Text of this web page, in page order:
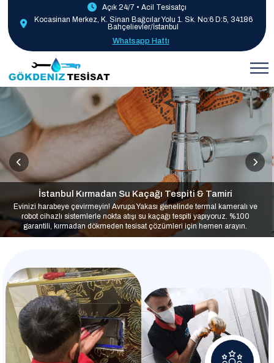
Açık 24/7 • Acil Tesisatçı
Kocasinan Merkez, K. Sinan Bağcılar Yolu 1. Sk. No:6 D:5, 34186
Bahçelievler/İstanbul
Whatsapp Hattı
İstanbul Kırmadan Su Kaçağı Tespiti & Tamiri
Evinizi harabeye çevirmeyin! Avrupa Yakası genelinde termal kameralı ve
robot cihazlı sistemlerle nokta atışı su kaçağı tespiti yapıyoruz. %100
garantili, kırmadan dökmeden tesisat çözümleri için hemen arayın.